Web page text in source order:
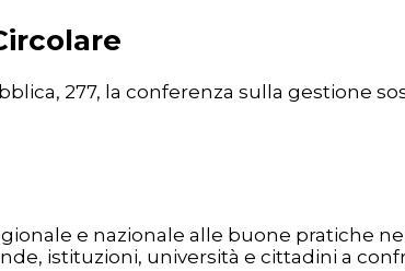
277, la conferenza sulla gestione
e nazionale alle buone pratiche
istituzioni, università e cittadini a